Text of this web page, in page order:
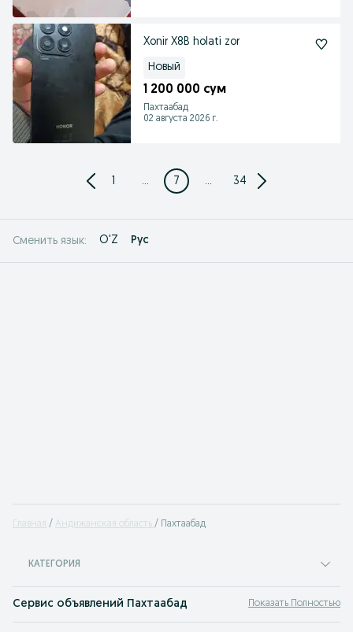
Xonir X8B holati zor
Новый
1 200 000 сум
Пахтаабад
02 августа 2026 г.
1 ... 7 ... 34
Сменить язык: O'Z Рус
Главная Андижанская область Пахтаабад
КАТЕГОРИЯ
Сервис объявлений Пахтаабад
Объявления в Пахтаабад на OLX.uz, раньше Torg.uz - на нашей интернет-
Показать Полностью